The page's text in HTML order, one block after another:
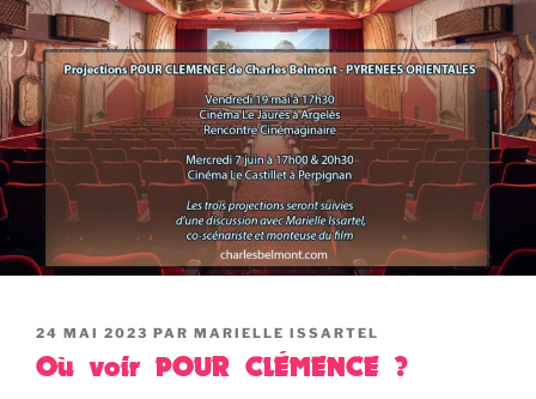
PUBLIÉ
LE
24 MAI 2023 PAR MARIELLE ISSARTEL
Où voir POUR CLÉMENCE ?